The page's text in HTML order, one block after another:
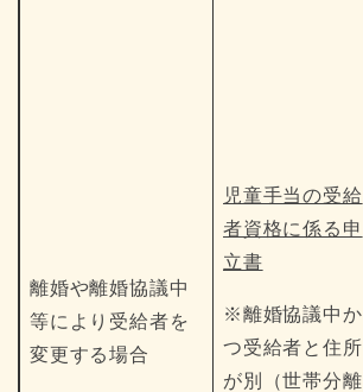
離婚や離婚協議中
等により受給者を
変更する場合
児童手当の受給
者資格に係る申
立書
※離婚協議中か
つ受給者と住所
が別（世帯分離